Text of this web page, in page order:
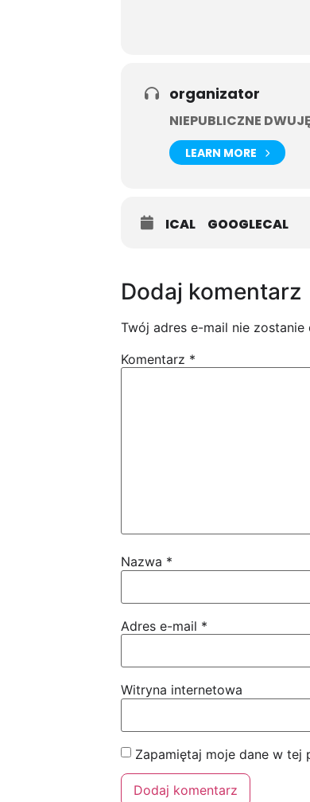
organizator
NIEPUBLICZNE
LEARN MORE
ICAL GOOGLECAL
Dodaj komentarz
Twój adres e-mail nie zostanie
Komentarz *
Nazwa *
Adres e-mail *
Witryna internetowa
Zapamiętaj moje dane w tej